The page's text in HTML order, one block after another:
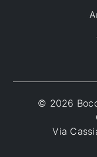
© 2026
Via